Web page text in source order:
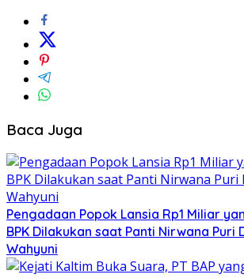
Baca Juga
Pengadaan Popok Lansia Rp1 Miliar
BPK Dilakukan saat Panti Nirwana Puri
Wahyuni